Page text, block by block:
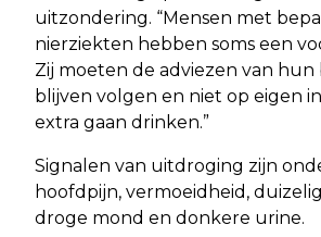
uitzondering. “Mensen met
nierziekten hebben soms een
Zij moeten de adviezen van
blijven volgen en niet op eigen
extra gaan drinken.”
Signalen van uitdroging zijn
hoofdpijn, vermoeidheid,
droge mond en donkere urine.